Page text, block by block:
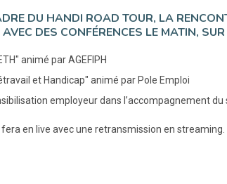
DU HANDI ROAD TOUR, LA
DES CONFÉRENCES LE MATIN,
animé par AGEFIPH
et Handicap" animé par Pole Emploi
employeur dans l’accompagnement du
fera en live avec une retransmission en streaming.